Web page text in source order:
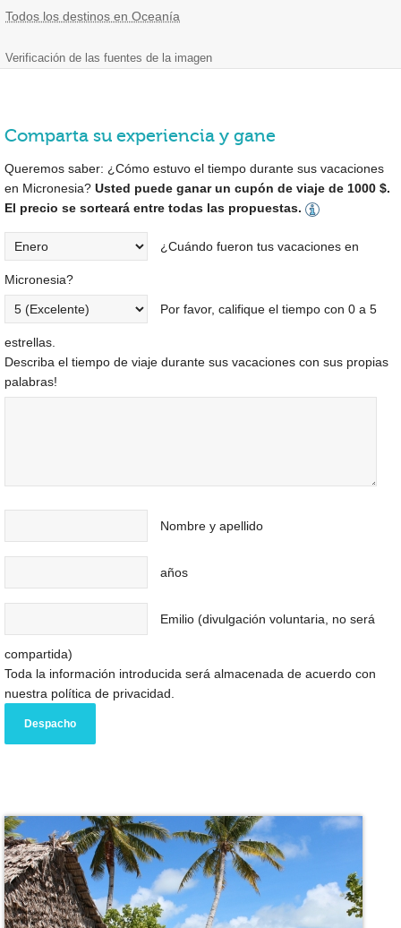
Todos los destinos en Oceanía
Verificación de las fuentes de la imagen
Comparta su experiencia y gane
Queremos saber: ¿Cómo estuvo el tiempo durante sus vacaciones
en Micronesia? Usted puede ganar un cupón de viaje de 1000 $.
El precio se sorteará entre todas las propuestas.
¿Cuándo fueron tus vacaciones en
Micronesia?
Por favor, califique el tiempo con 0 a 5
estrellas.
Describa el tiempo de viaje durante sus vacaciones con sus propias
palabras!
Nombre y apellido
años
Emilio (divulgación voluntaria, no será
compartida)
Toda la información introducida será almacenada de acuerdo con
nuestra política de privacidad.